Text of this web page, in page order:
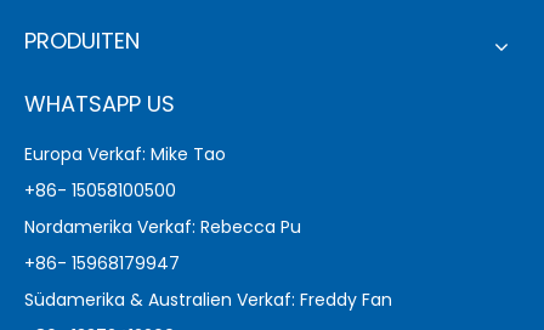
PRODUITEN
WHATSAPP US
Europa Verkaf: Mike Tao
+86- 15058100500
Nordamerika Verkaf: Rebecca Pu
+86- 15968179947
Südamerika & Australien Verkaf: Freddy Fan